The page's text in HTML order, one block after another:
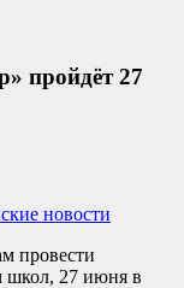
пройдёт 27
новости
провести
школ, 27 июня в